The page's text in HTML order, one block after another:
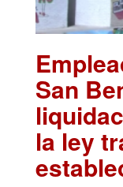
San
la ley